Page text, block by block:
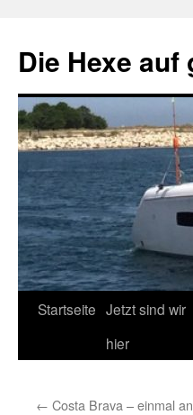
springen
Die Hexe
Startseite Jetzt sind wir
hier
← Costa Brava – einmal